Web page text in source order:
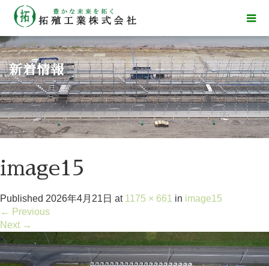
新着情報
image15
Published 2026年4月21日 at 1175 × 661 in image15
← Previous
Next →